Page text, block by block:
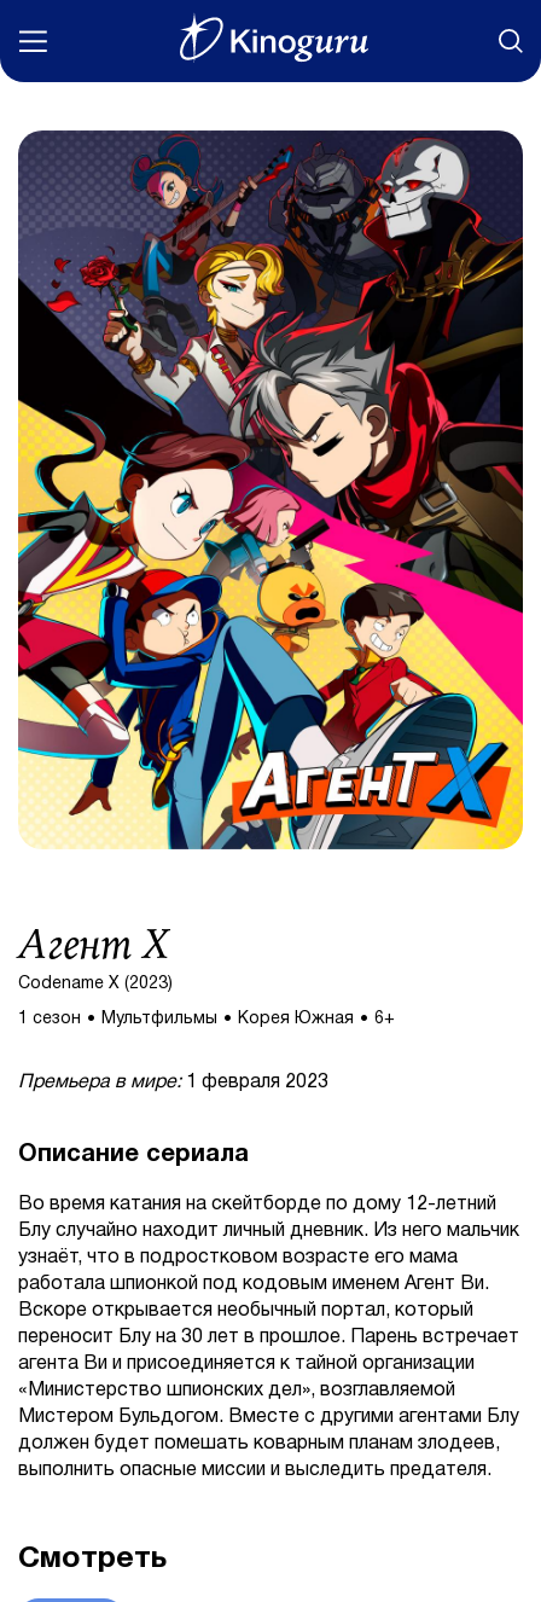
Фильмы
Статьи
Сериалы
Новости
Подборки
Рецензии
О нас
Авторы
Агент Х
Codename X (2023)
1 сезон Мультфильмы Корея Южная 6+
Премьера в мире:1 февраля 2023
Описание сериала
Во время катания на скейтборде по дому 12-летний
Блу случайно находит личный дневник. Из него мальчик
узнаёт, что в подростковом возрасте его мама
работала шпионкой под кодовым именем Агент Ви.
Вскоре открывается необычный портал, который
переносит Блу на 30 лет в прошлое. Парень встречает
агента Ви и присоединяется к тайной организации
«Министерство шпионских дел», возглавляемой
Мистером Бульдогом. Вместе с другими агентами Блу
должен будет помешать коварным планам злодеев,
выполнить опасные миссии и выследить предателя.
Смотреть